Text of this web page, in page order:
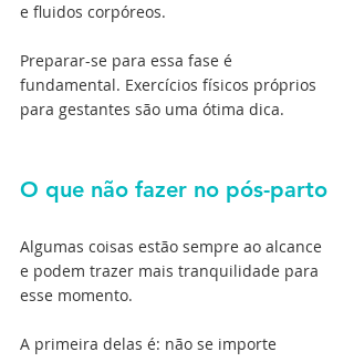
e fluidos corpóreos.
Preparar-se para essa fase é
fundamental. Exercícios físicos próprios
para gestantes são uma ótima dica.
O que não fazer no pós-parto
Algumas coisas estão sempre ao alcance
e podem trazer mais tranquilidade para
esse momento.
A primeira delas é: não se importe